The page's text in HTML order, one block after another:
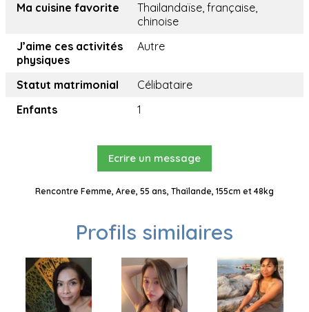
Ma cuisine favorite
Thailandaïse, française,
chinoise
J’aime ces activités
physiques
Autre
Statut matrimonial
Célibataire
Enfants
1
Ecrire un message
Rencontre Femme, Aree, 55 ans, Thaïlande, 155cm et 48kg
Profils similaires